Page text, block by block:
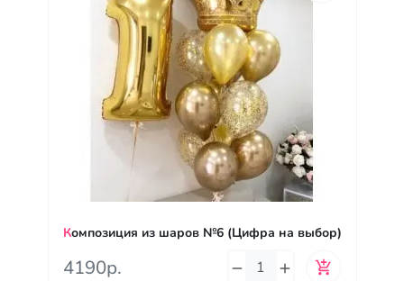
Композиция из шаров №6 (Цифра на выбор)
4190р.